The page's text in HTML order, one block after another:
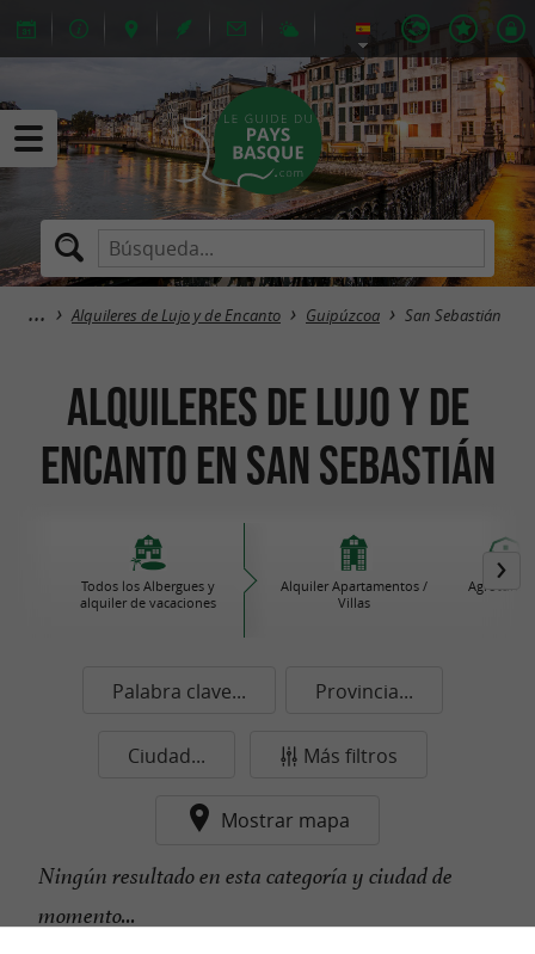
Alquileres de Lujo y de Encanto Guipúzcoa San Sebastián
Alquileres de Lujo y de
Encanto en San Sebastián
Todos los Albergues y
alquiler de vacaciones
Alquiler Apartamentos /
Villas
Palabra clave... Provincia...
Ciudad... Más filtros
Mostrar mapa
Ningún resultado en esta categoría y ciudad de
momento...